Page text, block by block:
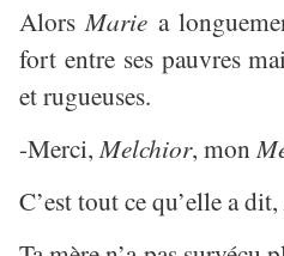
AlorsMarie a
fort entre ses pauvres
et rugueuses.
-Merci,Melchior, mon
C’est tout ce qu’elle a dit,